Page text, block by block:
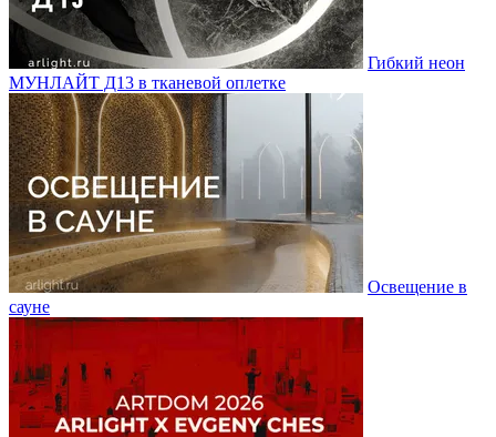
Гибкий неон
МУНЛАЙТ Д13 в тканевой оплетке
Освещение в
сауне